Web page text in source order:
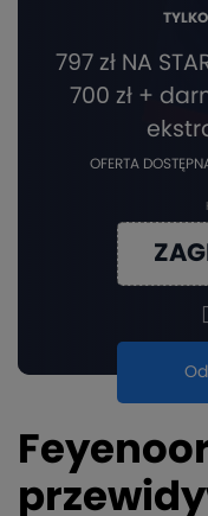
797 zł NA
700 zł +
OFERTA